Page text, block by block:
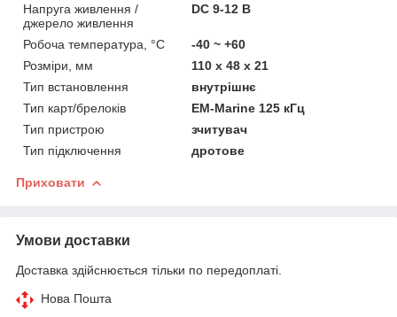
Напруга живлення /
джерело живлення
DC 9-12 В
Робоча температура, °C
-40 ~ +60
Розміри, мм
110 х 48 х 21
Тип встановлення
внутрішнє
Тип карт/брелоків
EM-Marine 125 кГц
Тип пристрою
зчитувач
Тип підключення
дротове
Приховати
Умови доставки
Доставка здійснюється тільки по передоплаті.
Нова Пошта